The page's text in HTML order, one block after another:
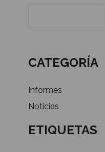
CATEGORÍA
Informes
Noticias
ETIQUETAS